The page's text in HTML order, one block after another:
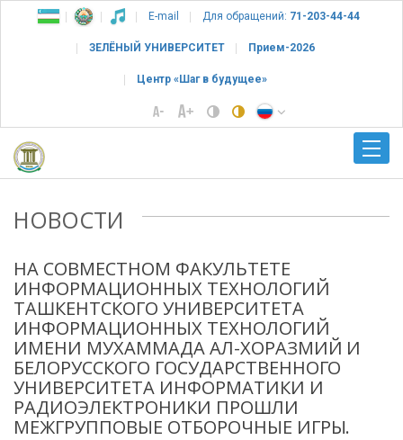
E-mail Для обращений: 71-203-44-44
ЗЕЛЁНЫЙ УНИВЕРСИТЕТ Прием-2026
Центр «Шаг в будущее»
НОВОСТИ
НА СОВМЕСТНОМ ФАКУЛЬТЕТЕ
ИНФОРМАЦИОННЫХ ТЕХНОЛОГИЙ
ТАШКЕНТСКОГО УНИВЕРСИТЕТА
ИНФОРМАЦИОННЫХ ТЕХНОЛОГИЙ
ИМЕНИ МУХАММАДА АЛ-ХОРАЗМИЙ И
БЕЛОРУССКОГО ГОСУДАРСТВЕННОГО
УНИВЕРСИТЕТА ИНФОРМАТИКИ И
РАДИОЭЛЕКТРОНИКИ ПРОШЛИ
МЕЖГРУППОВЫЕ ОТБОРОЧНЫЕ ИГРЫ.